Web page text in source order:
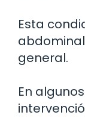
Esta
general.
En